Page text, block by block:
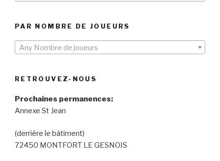
PAR NOMBRE DE JOUEURS
Any Nombre de joueurs
RETROUVEZ-NOUS
Prochaines permanences:
Annexe St Jean
(derrière le bâtiment)
72450 MONTFORT LE GESNOIS